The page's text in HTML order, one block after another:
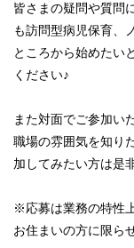
皆さまの疑問や質問
も訪問型病児保育、
ところから始めたい
ください♪
また対面でご参加い
職場の雰囲気を知り
加してみたい方は是
※応募は業務の特性
お住まいの方に限ら